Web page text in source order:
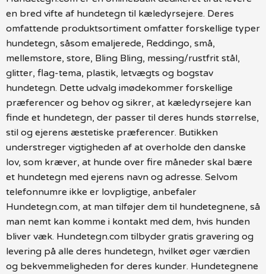
en bred vifte af hundetegn til kæledyrsejere. Deres
omfattende produktsortiment omfatter forskellige typer
hundetegn, såsom emaljerede, Reddingo, små,
mellemstore, store, Bling Bling, messing/rustfrit stål,
glitter, flag-tema, plastik, letvægts og bogstav
hundetegn. Dette udvalg imødekommer forskellige
præferencer og behov og sikrer, at kæledyrsejere kan
finde et hundetegn, der passer til deres hunds størrelse,
stil og ejerens æstetiske præferencer. Butikken
understreger vigtigheden af at overholde den danske
lov, som kræver, at hunde over fire måneder skal bære
et hundetegn med ejerens navn og adresse. Selvom
telefonnumre ikke er lovpligtige, anbefaler
Hundetegn.com, at man tilføjer dem til hundetegnene, så
man nemt kan komme i kontakt med dem, hvis hunden
bliver væk. Hundetegn.com tilbyder gratis gravering og
levering på alle deres hundetegn, hvilket øger værdien
og bekvemmeligheden for deres kunder. Hundetegnene